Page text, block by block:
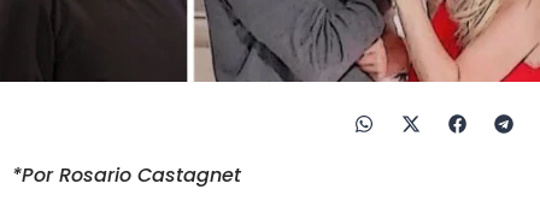
*Por Rosario Castagnet